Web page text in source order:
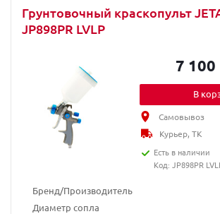
Грунтовочный краскопульт
JP898PR LVLP
Бренд/Производитель
Диаметр сопла
7 100
В
Самовывоз
Курьер, ТК
Есть в наличии
Код: JP898PR